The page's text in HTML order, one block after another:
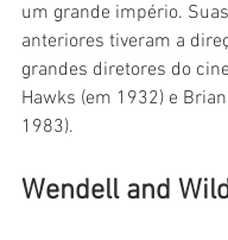
um grande império.
anteriores tiveram a
grandes diretores do
Hawks (em 1932) e
1983).
Wendell and